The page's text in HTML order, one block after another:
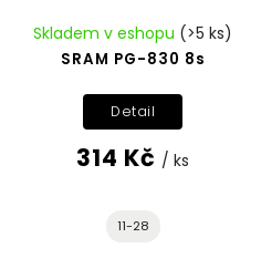
SRAM PG-830 8s
Skladem v eshopu (>5 ks)
314 Kč / ks
Detail
11-28